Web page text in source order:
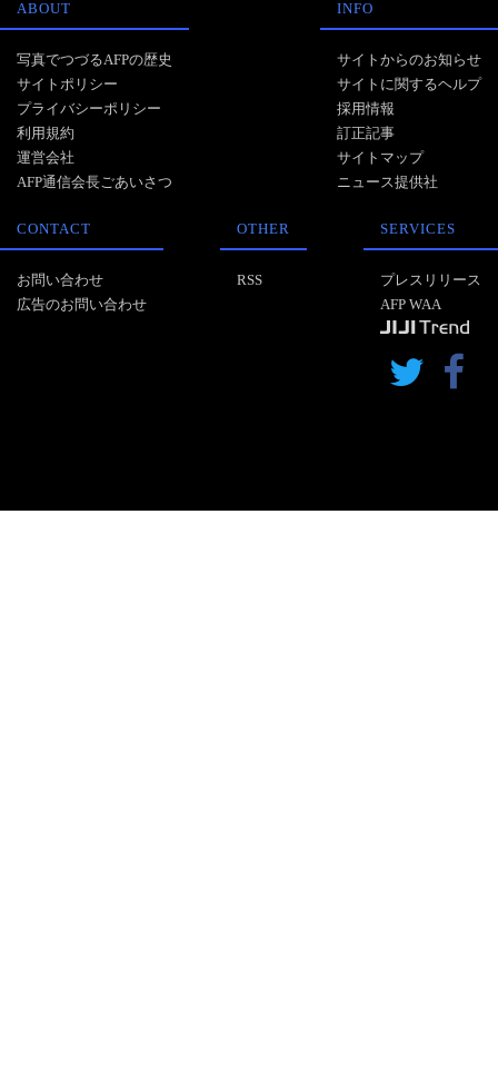
ABOUT
写真でつづるAFPの歴史
サイトポリシー
プライバシーポリシー
利用規約
運営会社
AFP通信会長ごあいさつ
INFO
サイトからのお知らせ
サイトに関するヘルプ
採用情報
訂正記事
サイトマップ
ニュース提供社
CONTACT
お問い合わせ
広告のお問い合わせ
OTHER
RSS
SERVICES
プレスリリース
AFP WAA